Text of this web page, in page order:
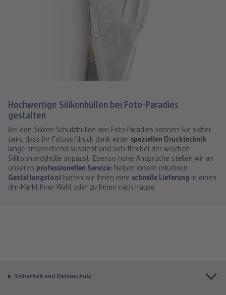
Hochwertige Silikonhüllen bei Foto-Paradies
gestalten
Bei den Silikon-Schutzhüllen von Foto-Paradies können Sie sicher
sein, dass Ihr Fotoaufdruck dank einer speziellen Drucktechnik
lange ansprechend aussieht und sich flexibel der weichen
Silikonhandyhülle anpasst. Ebenso hohe Ansprüche stellen wir an
unseren professionellen Service: Neben einem intuitiven
Gestaltungstool bieten wir Ihnen eine schnelle Lieferung in einen
dm-Markt Ihrer Wahl oder zu Ihnen nach Hause.
Sicherheit und Datenschutz